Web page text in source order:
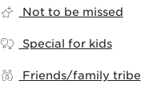
Not to be missed
Special for kids
Friends/family tribe